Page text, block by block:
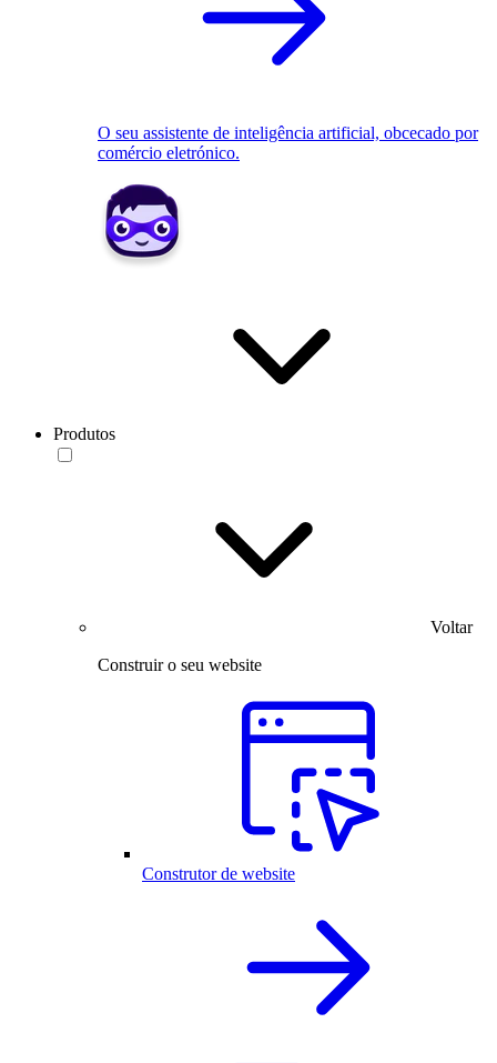
O seu assistente de inteligência artificial, obcecado por
comércio eletrónico.
Produtos
Voltar
Construir o seu website
Construtor de website